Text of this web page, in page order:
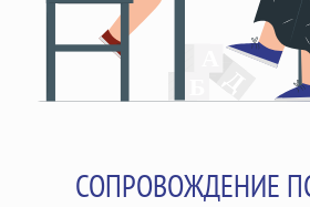
СОПРОВОЖДЕНИЕ